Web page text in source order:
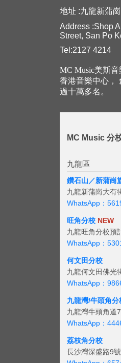
地址 :九龍新蒲
Address :Shop
Street, San Po
Tel:2127 4214
MC Music美斯
香港音樂中心，
過十萬多名。
MC Music 分
九龍區
鑽石山／新蒲崗
九龍新蒲崗大有
WhatsApp：
旺角分校 NEW
九龍旺角分校預
WhatsApp：
何文田分校
九龍何文田佛光
WhatsApp：
九龍灣/牛頭角分
九龍灣牛頭角道
WhatsApp：
荔枝角分校
長沙灣深盛路9